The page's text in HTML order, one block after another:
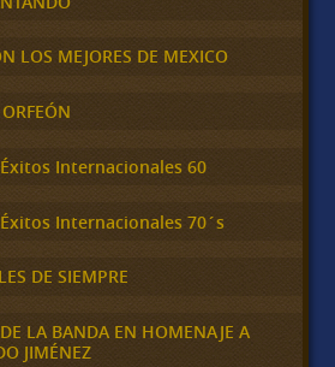
LOS MEJORES DE MEXICO
Internacionales 60
Internacionales 70´s
DE SIEMPRE
LA BANDA EN HOMENAJE A
JIMÉNEZ